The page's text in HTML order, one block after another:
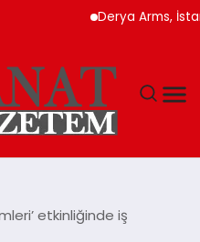
Derya Arms, İstanbul
etkinliğinde iş